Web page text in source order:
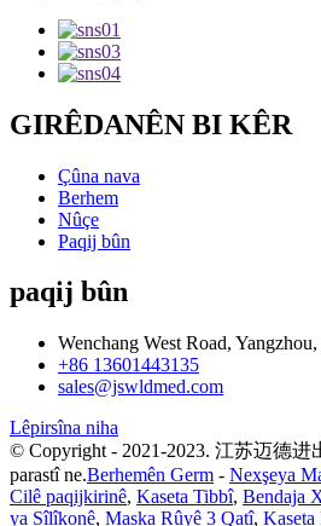
GIRÊDANÊN BI KÊR
Çûna nava
Berhem
Nûçe
Paqij bûn
paqij bûn
Wenchang West Road,
+86 13601443135
sales@jswldmed.com
Lêpirsîna niha
© Copyright - 2021-2023. 江苏迈德进
parastî ne.Berhemên Germ - Nexşeya
Cilê paqijkirinê, Kaseta Tibbî, Bendaja
ya Sîlîkonê, Maska Rûyê 3 Qatî,